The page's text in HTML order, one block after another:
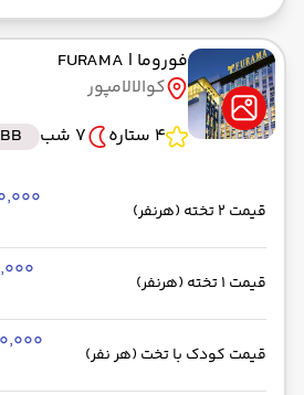
فوروما | FURAMA
کوالالامپور
4 ستاره
7 شب BB
قیمت 2 تخته (هرنفر)
قیمت 1 تخته (هرنفر)
قیمت کودک با تخت (هر نفر)